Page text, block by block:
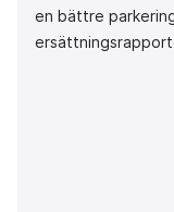
en bättre